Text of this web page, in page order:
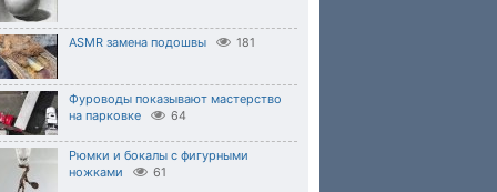
ASMR замена подошвы 181
Фуроводы показывают мастерство
на парковке
64
Рюмки и бокалы с фигурными
ножками
61